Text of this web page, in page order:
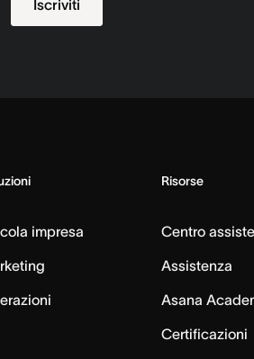
Iscriviti
impresa
Risorse
Centro
Assistenza
Asana
Certificazioni